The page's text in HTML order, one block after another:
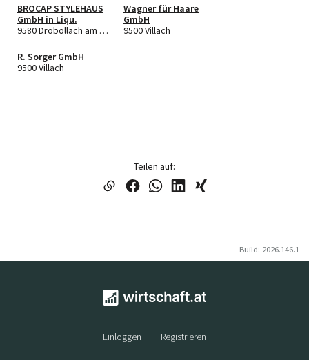
BROCAP STYLEHAUS
GmbH in Liqu.
9580 Drobollach am Faaker See
Wagner für Haare
GmbH
9500 Villach
R. Sorger GmbH
9500 Villach
Teilen auf:
Build: 2026.146.1
Einloggen Registrieren